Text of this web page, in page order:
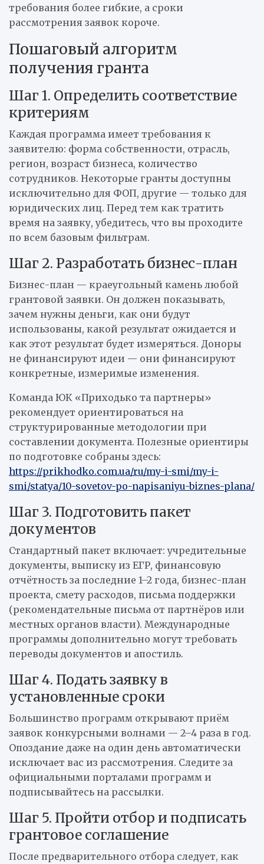
требования более гибкие, а сроки
рассмотрения заявок короче.
Пошаговый алгоритм
получения гранта
Шаг 1. Определить соответствие
критериям
Каждая программа имеет требования к
заявителю: форма собственности, отрасль,
регион, возраст бизнеса, количество
сотрудников. Некоторые гранты доступны
исключительно для ФОП, другие — только для
юридических лиц. Перед тем как тратить
время на заявку, убедитесь, что вы проходите
по всем базовым фильтрам.
Шаг 2. Разработать бизнес-план
Бизнес-план — краеугольный камень любой
грантовой заявки. Он должен показывать,
зачем нужны деньги, как они будут
использованы, какой результат ожидается и
как этот результат будет измеряться. Доноры
не финансируют идеи — они финансируют
конкретные, измеримые изменения.
Команда ЮК «Приходько та партнеры»
рекомендует ориентироваться на
структурированные методологии при
составлении документа. Полезные ориентиры
по подготовке собраны здесь:
https://prikhodko.com.ua/ru/my-i-smi/my-i-
smi/statya/10-sovetov-po-napisaniyu-biznes-plana/
Шаг 3. Подготовить пакет
документов
Стандартный пакет включает: учредительные
документы, выписку из ЕГР, финансовую
отчётность за последние 1–2 года, бизнес-план
проекта, смету расходов, письма поддержки
(рекомендательные письма от партнёров или
местных органов власти). Международные
программы дополнительно могут требовать
переводы документов и апостиль.
Шаг 4. Подать заявку в
установленные сроки
Большинство программ открывают приём
заявок конкурсными волнами — 2–4 раза в год.
Опоздание даже на один день автоматически
исключает вас из рассмотрения. Следите за
официальными порталами программ и
подписывайтесь на рассылки.
Шаг 5. Пройти отбор и подписать
грантовое соглашение
После предварительного отбора следует, как